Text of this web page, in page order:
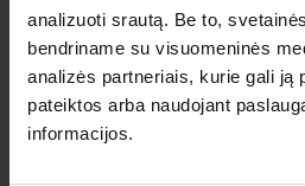
analizuoti srautą. Be to,
bendriname su visuomeninės
analizės partneriais, kurie gali ją
pateiktos arba naudojant
informacijos.
HAGER elektros
instaliacija
ARCHzona 2025
parodoje
INSTALIACIJOS